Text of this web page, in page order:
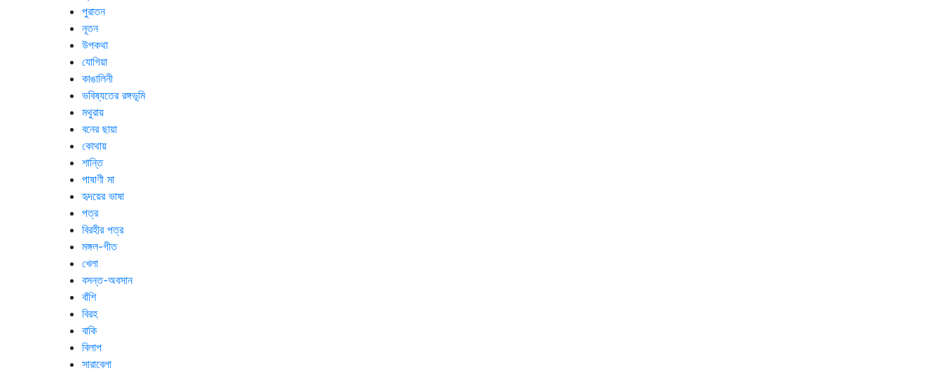
পুরাতন
নূতন
উপকথা
যোগিয়া
কাঙালিনী
ভবিষ্যতের রঙ্গভূমি
মথুরায়
বনের ছায়া
কোথায়
শান্তি
পাষাণী মা
হৃদয়ের ভাষা
পত্র
বিরহীর পত্র
মঙ্গল-গীত
খেলা
বসন্ত-অবসান
বাঁশি
বিরহ
বাকি
বিলাপ
সারাবেলা